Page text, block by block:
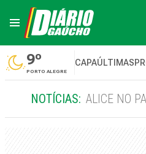
9º
PORTO ALEGRE
CAPAÚLTIMAS
NOTÍCIAS: ALICE NO